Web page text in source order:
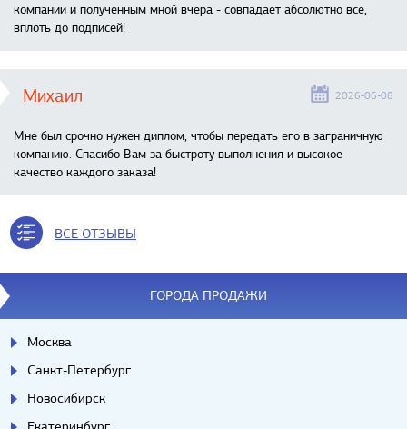
компании и полученным мной вчера - совпадает абсолютно все,
вплоть до подписей!
Михаил 2026-06-08
Мне был срочно нужен диплом, чтобы передать его в заграничную
компанию. Спасибо Вам за быстроту выполнения и высокое
качество каждого заказа!
ВСЕ ОТЗЫВЫ
ГОРОДА ПРОДАЖИ
Москва
Санкт-Петербург
Новосибирск